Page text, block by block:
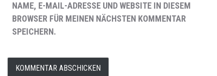
NAME, E-MAIL-ADRESSE UND WEBSITE IN DIESEM
BROWSER FÜR MEINEN NÄCHSTEN KOMMENTAR
SPEICHERN.